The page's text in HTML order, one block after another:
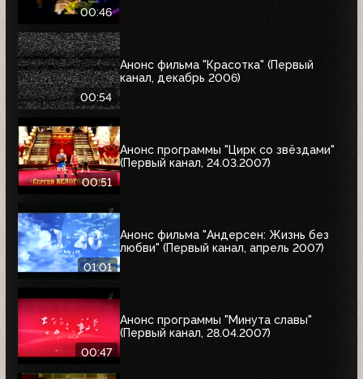
00:46
00:54
Анонс фильма "Красотка" (Первый
канал, декабрь 2006)
00:51
Анонс программы "Цирк со звёздами"
(Первый канал, 24.03.2007)
01:01
Анонс фильма "Андерсен: Жизнь без
любви" (Первый канал, апрель 2007)
00:47
Анонс программы "Минута славы"
(Первый канал, 28.04.2007)